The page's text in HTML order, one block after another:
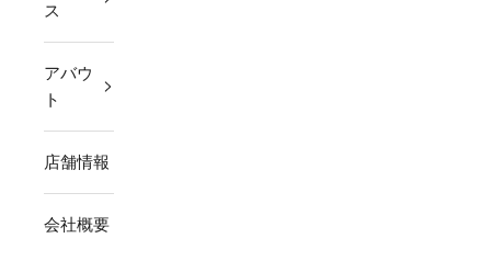
ス
アバウ
ト
店舗情報
会社概要